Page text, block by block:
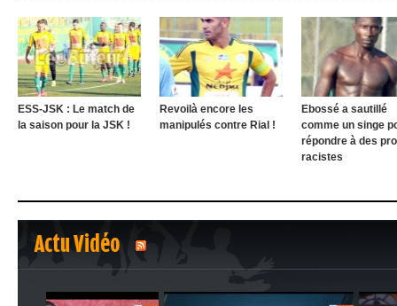
ESS-JSK : Le match de
la saison pour la JSK !
Revoilà encore les
manipulés contre Rial !
Ebossé a sautillé
comme un singe
répondre à des
racistes
Actu Vidéo
1 2